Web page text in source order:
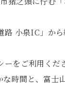
報紹介
る質問
小泉IC」か
をご利用くだ
時間と、富士